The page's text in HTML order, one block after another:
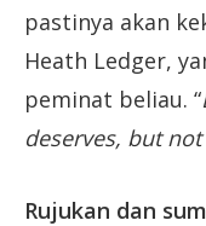
pastinya akan
Heath Ledger,
peminat beliau. “
deserves, but
Rujukan dan